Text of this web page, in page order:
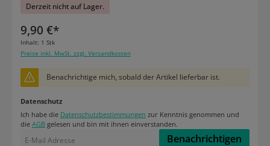
Derzeit nicht auf Lager.
9,90 €*
Inhalt: 1 Stk
Preise inkl. MwSt. zzgl. Versandkosten
Benachrichtige mich, sobald der Artikel lieferbar ist.
Datenschutz
Ich habe die Datenschutzbestimmungen zur Kenntnis genommen und
die AGBgelesen und bin mit ihnen einverstanden.
Benachrichtigen